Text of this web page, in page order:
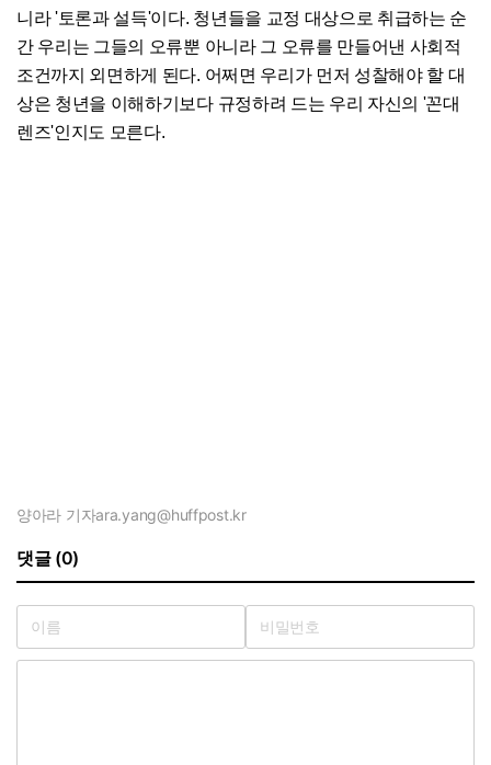
니라 '토론과 설득'이다. 청년들을 교정 대상으로 취급하는 순
간 우리는 그들의 오류뿐 아니라 그 오류를 만들어낸 사회적
조건까지 외면하게 된다. 어쩌면 우리가 먼저 성찰해야 할 대
상은 청년을 이해하기보다 규정하려 드는 우리 자신의 '꼰대
렌즈'인지도 모른다.
양아라 기자ara.yang@huffpost.kr
댓글 (0)